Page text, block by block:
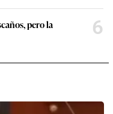
pero la
6